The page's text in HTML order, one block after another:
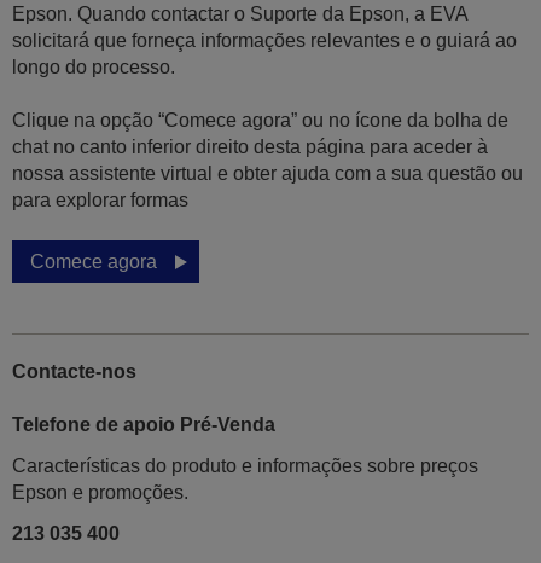
Epson. Quando contactar o Suporte da Epson, a EVA
solicitará que forneça informações relevantes e o guiará ao
longo do processo.
Clique na opção “Comece agora” ou no ícone da bolha de
chat no canto inferior direito desta página para aceder à
nossa assistente virtual e obter ajuda com a sua questão ou
para explorar formas
Comece agora
Contacte-nos
Telefone de apoio Pré-Venda
Características do produto e informações sobre preços
Epson e promoções.
213 035 400